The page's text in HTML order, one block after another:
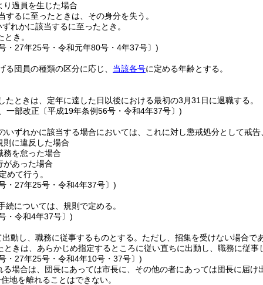
り過員を生じた場合
するに至ったときは、その身分を失う。
ずれかに該当するに至ったとき。
き。
・27年25号・令和元年80号・4年37号〕)
る団員の種類の区分に応じ、 当該各号に定める年齢とする。
たときは、定年に達した日以後における最初の3月31日に退職する。
一部改正〔平成19年条例56号・令和4年37号〕)
いずれかに該当する場合においては、これに対し懲戒処分として戒
則に違反した場合
務を怠った場合
があった場合
めて行う。
・27年25号・令和4年37号〕)
については、規則で定める。
・令和4年37号〕)
動し、職務に従事するものとする。 ただし、招集を受けない場合で
ときは、あらかじめ指定するところに従い直ちに出動し、職務に従事
・27年25号・令和4年10号・37号〕)
場合は、団長にあっては市長に、その他の者にあっては団長に届け
地を離れることはできない。